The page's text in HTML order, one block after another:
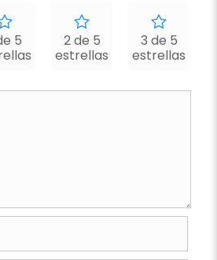
5
2 de 5
estrellas
3 de 5
estrellas